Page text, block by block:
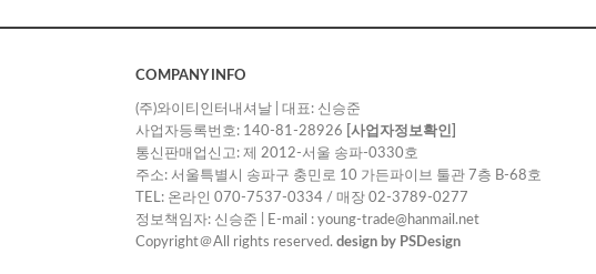
COMPANY INFO
(주)와이티인터내셔날 | 대표: 신승준
사업자등록번호: 140-81-28926
[사업자정보확인]
통신판매업신고: 제 2012-서울 송파-0330호
주소: 서울특별시 송파구 충민로 10 가든파이브 툴관 7층 B-68호
TEL: 온라인 070-7537-0334 / 매장 02-3789-0277
정보책임자: 신승준 | E-mail : young-trade@hanmail.net
Copyright＠All rights reserved. design by PSDesign